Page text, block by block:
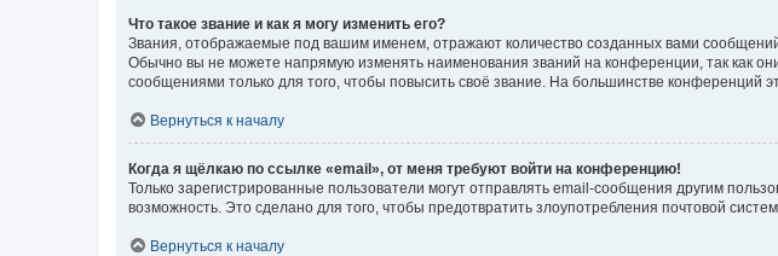
Что такое звание и как я могу изменить его?
Звания, отображаемые под вашим именем, отражают количество созданных вами
Обычно вы не можете напрямую изменять наименования званий на конференции, так как
сообщениями только для того, чтобы повысить своё звание. На большинстве конференций
Вернуться к началу
Когда я щёлкаю по ссылке «email», от меня требуют войти на конференцию!
Только зарегистрированные пользователи могут отправлять email-сообщения другим
возможность. Это сделано для того, чтобы предотвратить злоупотребления почтовой
Вернуться к началу